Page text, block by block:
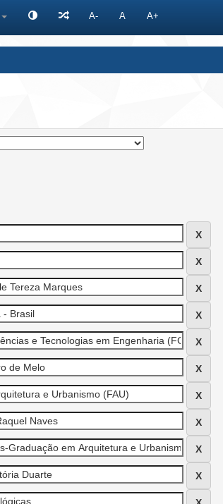
A- A A+